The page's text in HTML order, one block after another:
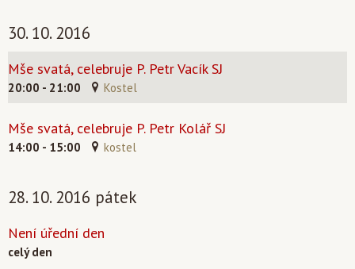
30. 10. 2016
Mše svatá, celebruje P. Petr Vacík SJ
20:00 - 21:00 Kostel
Mše svatá, celebruje P. Petr Kolář SJ
14:00 - 15:00 kostel
28. 10. 2016 pátek
Není úřední den
celý den